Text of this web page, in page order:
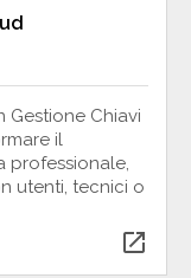
Chiavi
il
professionale,
utenti, tecnici o
open_in_new